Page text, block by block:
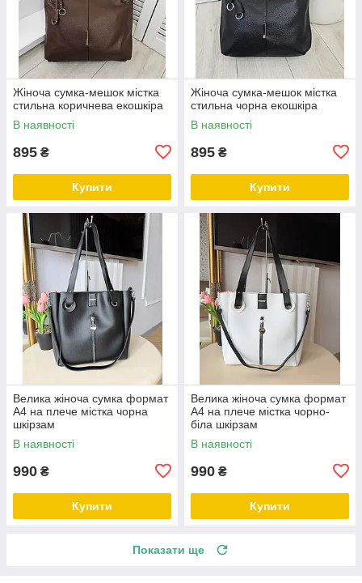
Жіноча сумка-мешок містка
стильна коричнева екошкіра
В наявності
895 ₴
Купити
Жіноча сумка-мешок містка
стильна чорна екошкіра
В наявності
895 ₴
Купити
Велика жіноча сумка формат
А4 на плече містка чорна
шкірзам
В наявності
990 ₴
Купити
Велика жіноча сумка формат
А4 на плече містка чорно-
біла шкірзам
В наявності
990 ₴
Купити
Показати ще